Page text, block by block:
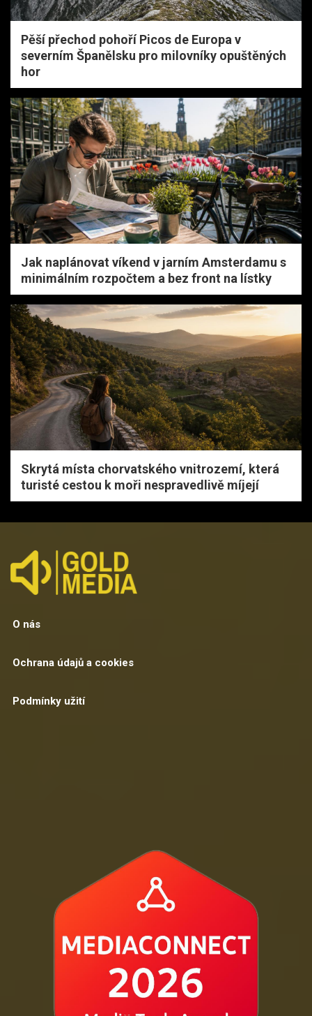
Pěší přechod pohoří Picos de Europa v
severním Španělsku pro milovníky opuštěných
hor
Jak naplánovat víkend v jarním Amsterdamu s
minimálním rozpočtem a bez front na lístky
Skrytá místa chorvatského vnitrozemí, která
turisté cestou k moři nespravedlivě míjejí
O nás
Ochrana údajů a cookies
Podmínky užití